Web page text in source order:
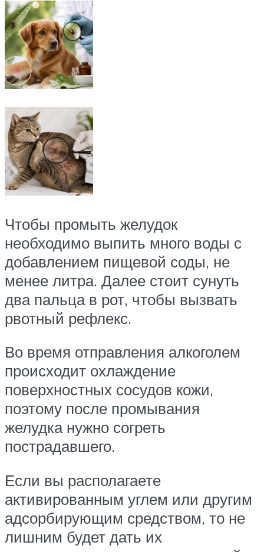
Чтобы промыть желудок
необходимо выпить много воды с
добавлением пищевой соды, не
менее литра. Далее стоит сунуть
два пальца в рот, чтобы вызвать
рвотный рефлекс.
Во время отправления алкоголем
происходит охлаждение
поверхностных сосудов кожи,
поэтому после промывания
желудка нужно согреть
пострадавшего.
Если вы располагаете
активированным углем или другим
адсорбирующим средством, то не
лишним будет дать их